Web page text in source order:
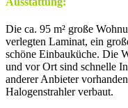
Die ca. 95 m² große
verlegten Laminat, ein
schöne Einbauküche. Die
und vor Ort sind schnelle
anderer Anbieter
Halogenstrahler verbaut.